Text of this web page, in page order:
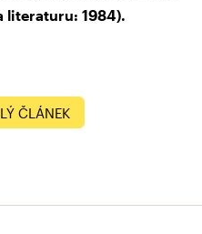
literaturu: 1984).
ČLÁNEK